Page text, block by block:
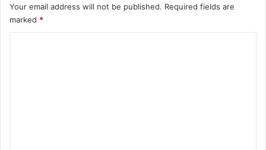
Your email address will not be published. Required fields are
marked *